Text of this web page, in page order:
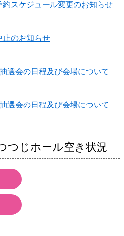
約スケジュール変更のお知らせ
止のお知らせ
選会の日程及び会場について
選会の日程及び会場について
つじホール空き状況